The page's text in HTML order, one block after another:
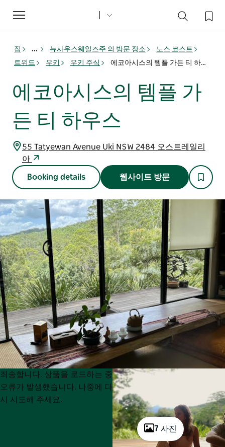
Toggle
navigation
집 ... 뉴사우스웨일즈주 의 방문 장소
노스 코스트
트위드
우키 우키 주식 에코아시스의 템플 가든 티 하우스
에코아시스의 템플 가
든 티 하우스
55 Tatyewan Avenue Uki NSW 2484 오스트레일리
아
Booking details 웹사이트 방문
7 사진
Product
List
Product
List
죄송합니다. 상품을 로드하는 중
오류가 발생했습니다. 나중에 다
시 시도해 주세요.